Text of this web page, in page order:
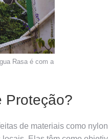
Rasa é com a
Proteção?
de materiais como